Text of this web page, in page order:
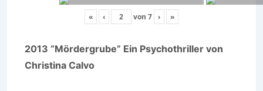
« ‹ von 7 › »
2013 “Mördergrube” Ein Psychothriller von
Christina Calvo